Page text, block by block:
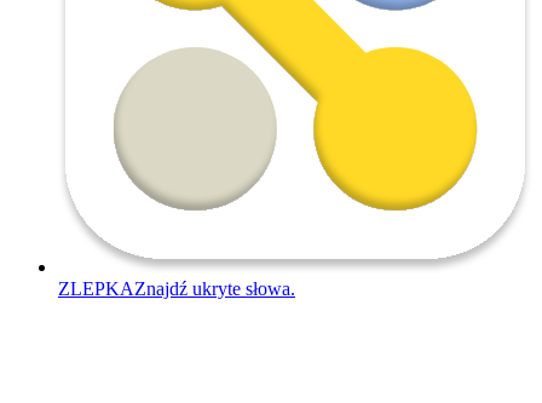
ZLEPKAZnajdź ukryte słowa.